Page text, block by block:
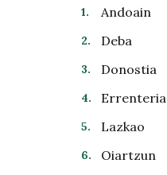
Andoain
Deba
Donostia
Errenteria
Lazkao
Oiartzun